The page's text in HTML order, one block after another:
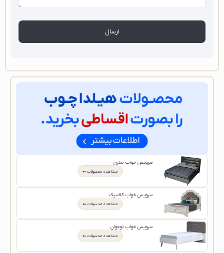
سرویس خواب مدرن
مشاهده محصولات
سرویس خواب کلاسیک
مشاهده محصولات
سرویس خواب نوجوان
مشاهده محصولات